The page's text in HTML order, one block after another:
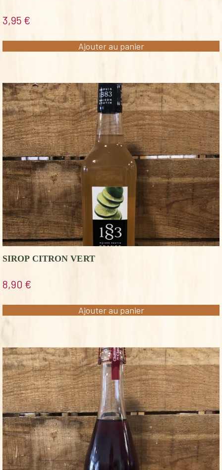
3,95 €
Ajouter au panier
SIROP CITRON VERT
8,90 €
Ajouter au panier